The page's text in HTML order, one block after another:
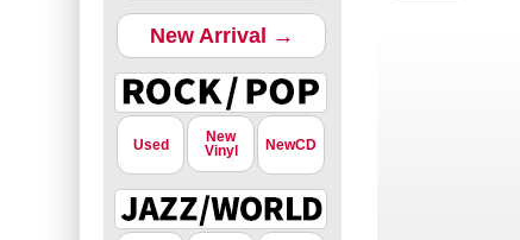
New Arrival →
Used
New
Vinyl
NewCD